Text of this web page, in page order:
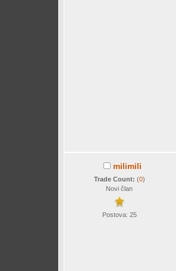
milimili
Trade Count: (0)
Novi član
Postova: 25